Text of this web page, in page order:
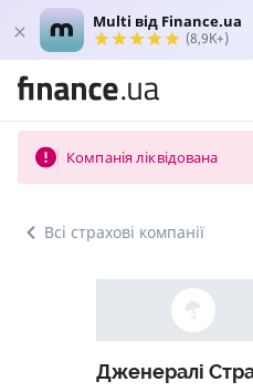
Multi від Finance.ua
(8,9K+)
Компанія ліквідована
Всі страхові компанії
Дженералі